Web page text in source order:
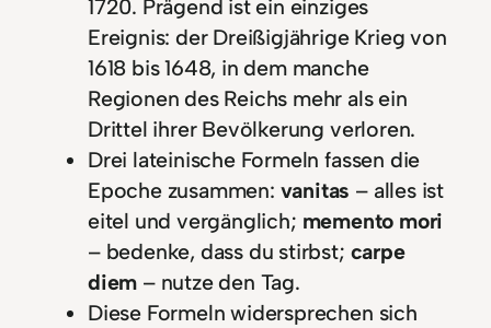
1720. Prägend ist ein einziges
Ereignis: der Dreißigjährige Krieg von
1618 bis 1648, in dem manche
Regionen des Reichs mehr als ein
Drittel ihrer Bevölkerung verloren.
Drei lateinische Formeln fassen die
Epoche zusammen: vanitas – alles ist
eitel und vergänglich; memento mori
– bedenke, dass du stirbst; carpe
diem – nutze den Tag.
Diese Formeln widersprechen sich